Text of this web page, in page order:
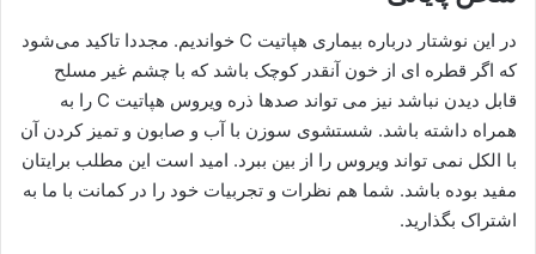
در این نوشتار درباره بیماری هپاتیت C خواندیم. مجددا تاکید می‌شود
که اگر قطره ای از خون آنقدر کوچک باشد که با چشم غیر مسلح
قابل دیدن نباشد نیز می تواند صدها ذره ویروس هپاتیت C را به
همراه داشته باشد. شستشوی سوزن با آب و صابون و تمیز کردن آن
با الکل نمی تواند ویروس را از بین ببرد. امید است این مطلب برایتان
مفید بوده باشد. شما هم نظرات و تجربیات خود را در کمانت با ما به
اشتراک بگذارید.